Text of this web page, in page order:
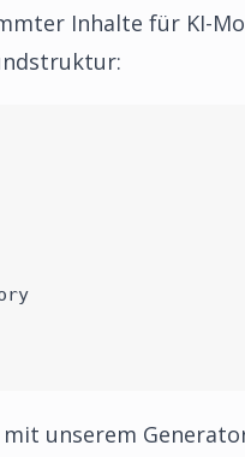
Inhalte für KI-
unserem